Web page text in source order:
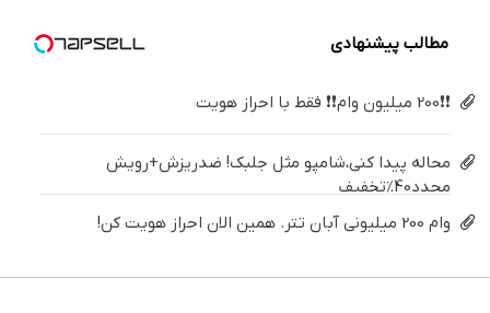
مطالب پیشنهادی
❗❗200 میلیون وام❗❗ فقط با احراز هویت
محاله پیدا کنی،شامپو مثل جلبک! ضدریزش+رویش
مجدد40%تخفیف
وام 200 میلیونی آبان تتر. همین الان احراز هویت کن!